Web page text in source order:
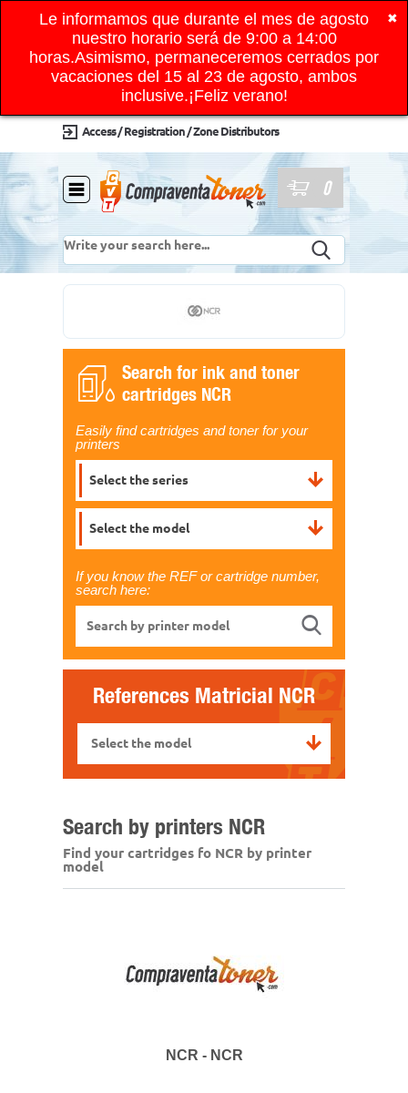
✖
Le informamos que durante el mes de agosto
nuestro horario será de 9:00 a 14:00
horas.Asimismo, permaneceremos cerrados por
vacaciones del 15 al 23 de agosto, ambos
inclusive.¡Feliz verano!
Access / Registration / Zone Distributors
0
Search for ink and toner
cartridges NCR
Easily find cartridges and toner for your
printers
Select the series
Select the model
If you know the REF or cartridge number,
search here:
References Matricial NCR
Select the model
Search by printers NCR
Find your cartridges fo NCR by printer
model
NCR - NCR